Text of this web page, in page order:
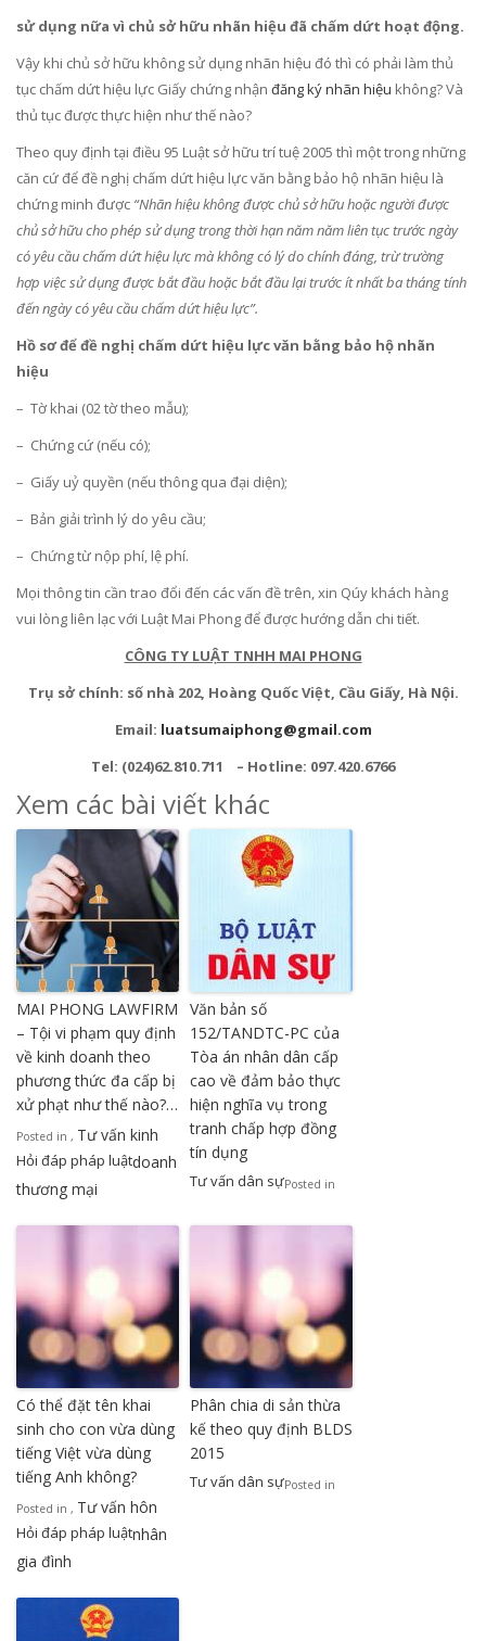
sử dụng nữa vì chủ sở hữu nhãn hiệu đã chấm dứt hoạt động.
Vậy khi chủ sở hữu không sử dụng nhãn hiệu đó thì có phải làm thủ
tục chấm dứt hiệu lực Giấy chứng nhận đăng ký nhãn hiệu không? Và
thủ tục được thực hiện như thế nào?
Theo quy định tại điều 95 Luật sở hữu trí tuệ 2005 thì một trong những
căn cứ để đề nghị chấm dứt hiệu lực văn bằng bảo hộ nhãn hiệu là
chứng minh được “Nhãn hiệu không được chủ sở hữu hoặc người được
chủ sở hữu cho phép sử dụng trong thời hạn năm năm liên tục trước ngày
có yêu cầu chấm dứt hiệu lực mà không có lý do chính đáng, trừ trường
hợp việc sử dụng được bắt đầu hoặc bắt đầu lại trước ít nhất ba tháng tính
đến ngày có yêu cầu chấm dứt hiệu lực”.
Hồ sơ để đề nghị chấm dứt hiệu lực văn bằng bảo hộ nhãn
hiệu
– Tờ khai (02 tờ theo mẫu);
– Chứng cứ (nếu có);
– Giấy uỷ quyền (nếu thông qua đại diện);
– Bản giải trình lý do yêu cầu;
– Chứng từ nộp phí, lệ phí.
Mọi thông tin cần trao đổi đến các vấn đề trên, xin Qúy khách hàng
vui lòng liên lạc với Luật Mai Phong để được hướng dẫn chi tiết.
CÔNG TY LUẬT TNHH MAI PHONG
Trụ sở chính: số nhà 202, Hoàng Quốc Việt, Cầu Giấy, Hà Nội.
Email: luatsumaiphong@gmail.com
Tel: (024)62.810.711 – Hotline: 097.420.6766
Xem các bài viết khác
MAI PHONG LAWFIRM
– Tội vi phạm quy định
về kinh doanh theo
phương thức đa cấp bị
xử phạt như thế nào?…
Posted in
Hỏi đáp pháp luật
, Tư vấn kinh
doanh
thương mại
Văn bản số
152/TANDTC-PC của
Tòa án nhân dân cấp
cao về đảm bảo thực
hiện nghĩa vụ trong
tranh chấp hợp đồng
tín dụng
Posted in
Tư vấn dân sự
Có thể đặt tên khai
sinh cho con vừa dùng
tiếng Việt vừa dùng
tiếng Anh không?
Posted in
Hỏi đáp pháp luật
, Tư vấn hôn
nhân
gia đình
Phân chia di sản thừa
kế theo quy định BLDS
2015
Posted in
Tư vấn dân sự